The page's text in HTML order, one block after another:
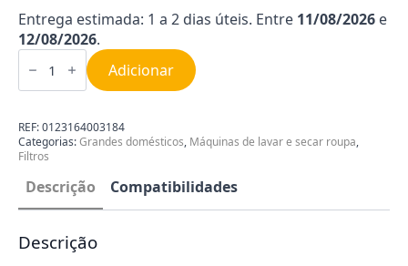
Entrega estimada: 1 a 2 dias úteis. Entre 11/08/2026 e
12/08/2026.
Quantidade
de
compatível
máquina
de
lavar
roupa
Zanussi
0123164003184
Adicionar
REF:0123164003184
Categorias:Grandes domésticos, Máquinas de lavar e secar roupa,
Filtros
Descrição Compatibilidades
Descrição